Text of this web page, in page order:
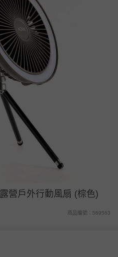
營戶外行動風扇 (棕色)
商品編號：569563